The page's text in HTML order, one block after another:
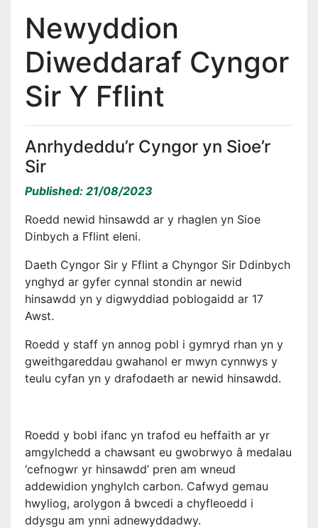
Newyddion
Diweddaraf Cyngor
Sir Y Fflint
Anrhydeddu’r Cyngor yn Sioe’r
Sir
Published: 21/08/2023
Roedd newid hinsawdd ar y rhaglen yn Sioe
Dinbych a Fflint eleni.
Daeth Cyngor Sir y Fflint a Chyngor Sir Ddinbych
ynghyd ar gyfer cynnal stondin ar newid
hinsawdd yn y digwyddiad poblogaidd ar 17
Awst.
Roedd y staff yn annog pobl i gymryd rhan yn y
gweithgareddau gwahanol er mwyn cynnwys y
teulu cyfan yn y drafodaeth ar newid hinsawdd.
Roedd y bobl ifanc yn trafod eu heffaith ar yr
amgylchedd a chawsant eu gwobrwyo â medalau
‘cefnogwr yr hinsawdd’ pren am wneud
addewidion ynghylch carbon. Cafwyd gemau
hwyliog, arolygon â bwcedi a chyfleoedd i
ddysgu am ynni adnewyddadwy.